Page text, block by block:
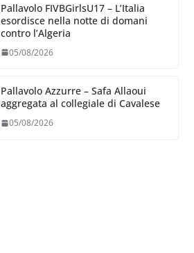
Pallavolo FIVBGirlsU17 – L’Italia
esordisce nella notte di domani
contro l’Algeria
05/08/2026
Pallavolo Azzurre – Safa Allaoui
aggregata al collegiale di Cavalese
05/08/2026